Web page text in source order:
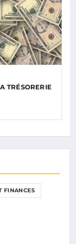
TRÉSORERIE
FINANCES